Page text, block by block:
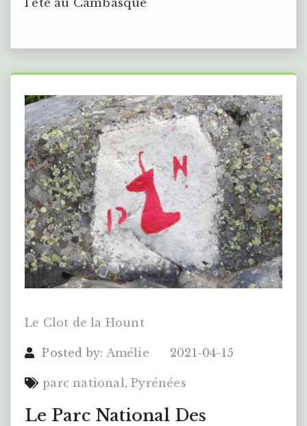
Le Clot de la Hount
Posted by: Amélie 2021-04-15
parc national,Pyrénées
Le Parc National Des